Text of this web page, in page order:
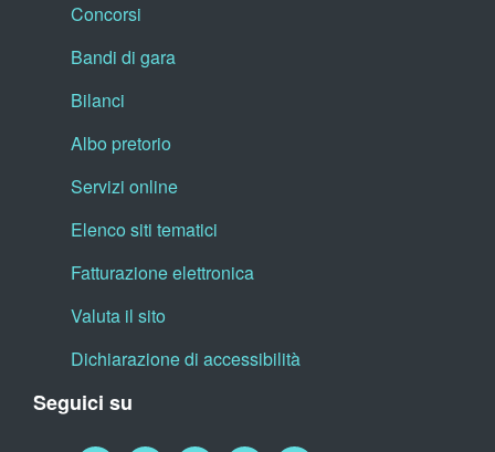
Concorsi
Bandi di gara
Bilanci
Albo pretorio
Servizi online
Elenco siti tematici
Fatturazione elettronica
Valuta il sito
Dichiarazione di accessibilità
Seguici su